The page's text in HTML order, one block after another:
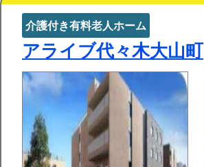
介護付き有料老人ホーム
アライブ代々木大山町